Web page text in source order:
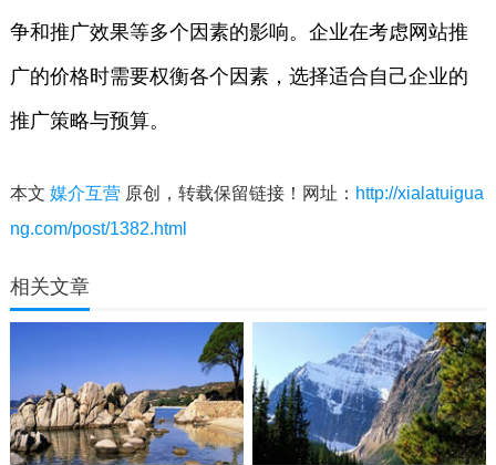
争和推广效果等多个因素的影响。企业在考虑网站推
广的价格时需要权衡各个因素，选择适合自己企业的
推广策略与预算。
本文 媒介互营原创，转载保留链接！网址： http://xialatuigua
ng.com/post/1382.html
相关文章